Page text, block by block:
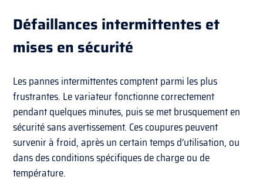
Défaillances intermittentes et
mises en sécurité
Les pannes intermittentes comptent parmi les plus
frustrantes. Le variateur fonctionne correctement
pendant quelques minutes, puis se met brusquement en
sécurité sans avertissement. Ces coupures peuvent
survenir à froid, après un certain temps d’utilisation, ou
dans des conditions spécifiques de charge ou de
température.